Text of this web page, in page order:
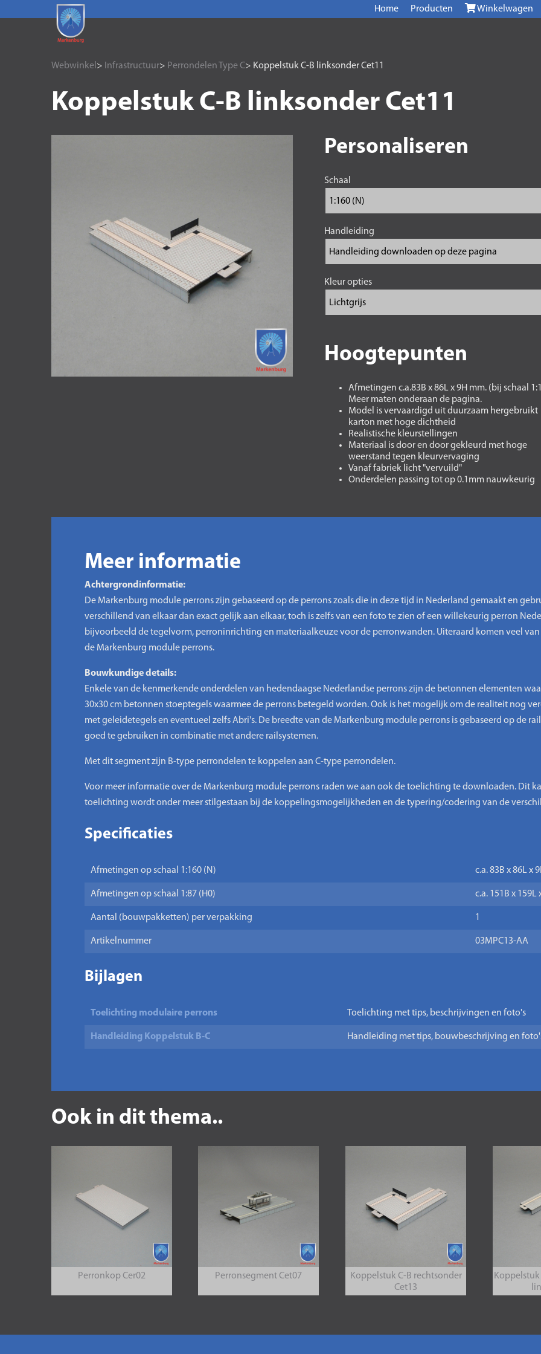
Home Producten Winkelwagen
Webwinkel > Infrastructuur> Perrondelen Type C> Koppelstuk C-B linksonder Cet11
Koppelstuk C-B linksonder Cet11
Personaliseren
Schaal
Handleiding
Kleur opties
Hoogtepunten
Afmetingen c.a.83B x 86L x 9H mm. (bij schaal
Meer maten onderaan de pagina.
Model is vervaardigd uit duurzaam hergebruikt
karton met hoge dichtheid
Realistische kleurstellingen
Materiaal is door en door gekleurd met hoge
weerstand tegen kleurvervaging
Vanaf fabriek licht "vervuild"
Onderdelen passing tot op 0.1mm nauwkeurig
Meer informatie
Achtergrondinformatie:
De Markenburg module perrons zijn gebaseerd op de perrons zoals die in deze tijd in Nederland gemaakt en
verschillend van elkaar dan exact gelijk aan elkaar, toch is zelfs van een foto te zien of een willekeurig perron
bijvoorbeeld de tegelvorm, perroninrichting en materiaalkeuze voor de perronwanden. Uiteraard komen veel
de Markenburg module perrons.
Bouwkundige details:
Enkele van de kenmerkende onderdelen van hedendaagse Nederlandse perrons zijn de betonnen elementen
30x30 cm betonnen stoeptegels waarmee de perrons betegeld worden. Ook is het mogelijk om de realiteit nog
met geleidetegels en eventueel zelfs Abri's. De breedte van de Markenburg module perrons is gebaseerd op de
goed te gebruiken in combinatie met andere railsystemen.
Met dit segment zijn B-type perrondelen te koppelen aan C-type perrondelen.
Voor meer informatie over de Markenburg module perrons raden we aan ook de toelichting te downloaden. Dit
toelichting wordt onder meer stilgestaan bij de koppelingsmogelijkheden en de typering/codering van de
Specificaties
Afmetingen op schaal 1:160 (N) c.a. 83B x 86L x
Afmetingen op schaal 1:87 (H0) c.a. 151B x 159L
Aantal (bouwpakketten) per verpakking 1
Artikelnummer 03MPC13-AA
Bijlagen
Toelichting modulaire perrons Toelichting met tips, beschrijvingen en foto's
Handleiding Koppelstuk B-C Handleiding met tips, bouwbeschrijving en
Ook in dit thema..
Perronkop Cer02 Perronsegment Cet07
Koppelstuk C-B rechtsonder
Cet13